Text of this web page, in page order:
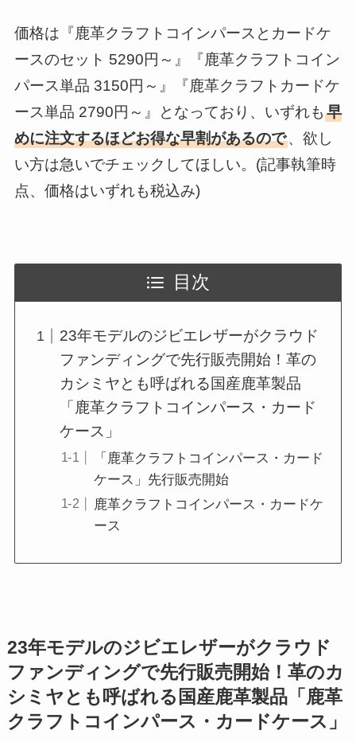
価格は『鹿革クラフトコインパースとカードケ
ースのセット 5290円～』『鹿革クラフトコイン
パース単品 3150円～』『鹿革クラフトカードケ
ース単品 2790円～』となっており、いずれも 早
めに注文するほどお得な早割があるので、欲し
い方は急いでチェックしてほしい。(記事執筆時
点、価格はいずれも税込み)
目次
23年モデルのジビエレザーがクラウド
ファンディングで先行販売開始！革の
カシミヤとも呼ばれる国産鹿革製品
「鹿革クラフトコインパース・カード
ケース」
「鹿革クラフトコインパース・カード
ケース」先行販売開始
鹿革クラフトコインパース・カードケ
ース
23年モデルのジビエレザーがクラウド
ファンディングで先行販売開始！革のカ
シミヤとも呼ばれる国産鹿革製品「鹿革
クラフトコインパース・カードケース」